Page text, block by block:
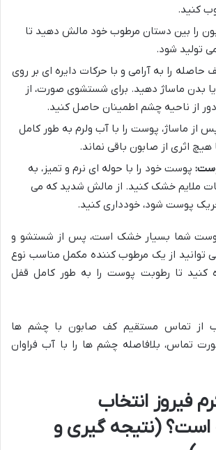
کنید.
را بین دستان مرطوب خود مالش دهید تا
تولید شود.
حاصله را به آرامی و با حرکات دایره ای بر روی
بدن ماساژ دهید. برای شستشوی صورت، از
دور از ناحیه چشم اطمینان حاصل کنید.
از ماساژ، پوست را با آب ولرم به طور کامل
اثری از صابون باقی نماند.
پوست خود را با حوله ای نرم و تمیز، به
ملایم خشک کنید. از مالش شدید که می
پوست شود، خودداری کنید.
شما بسیار خشک است، پس از شستشو و
توانید از یک مرطوب کننده مکمل مناسب نوع
کنید تا رطوبت پوست را به طور کامل قفل
از تماس مستقیم کف صابون با چشم ها
تماس، بلافاصله چشم ها را با آب فراوان
فیروز انتخاب
است؟ (نتیجه گیری و